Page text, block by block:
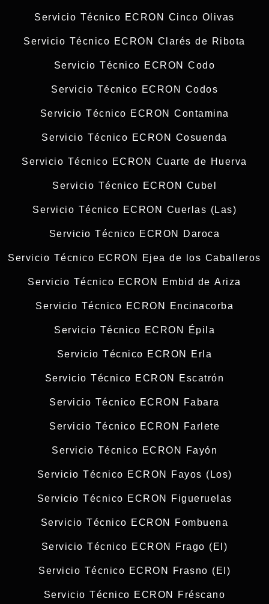
Servicio Técnico ECRON Cinco Olivas
Servicio Técnico ECRON Clarés de Ribota
Servicio Técnico ECRON Codo
Servicio Técnico ECRON Codos
Servicio Técnico ECRON Contamina
Servicio Técnico ECRON Cosuenda
Servicio Técnico ECRON Cuarte de Huerva
Servicio Técnico ECRON Cubel
Servicio Técnico ECRON Cuerlas (Las)
Servicio Técnico ECRON Daroca
Servicio Técnico ECRON Ejea de los Caballeros
Servicio Técnico ECRON Embid de Ariza
Servicio Técnico ECRON Encinacorba
Servicio Técnico ECRON Épila
Servicio Técnico ECRON Erla
Servicio Técnico ECRON Escatrón
Servicio Técnico ECRON Fabara
Servicio Técnico ECRON Farlete
Servicio Técnico ECRON Fayón
Servicio Técnico ECRON Fayos (Los)
Servicio Técnico ECRON Figueruelas
Servicio Técnico ECRON Fombuena
Servicio Técnico ECRON Frago (El)
Servicio Técnico ECRON Frasno (El)
Servicio Técnico ECRON Fréscano